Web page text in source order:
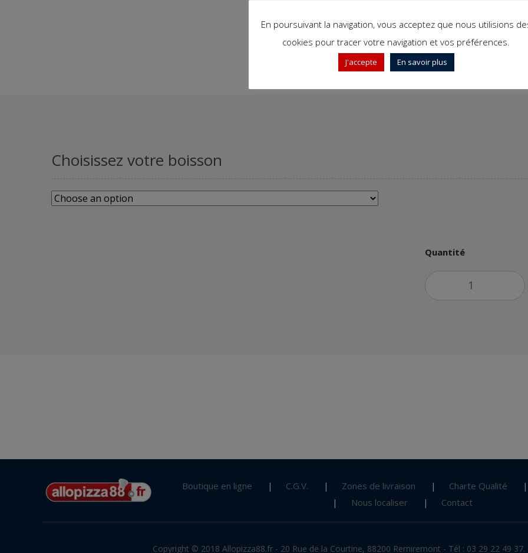
Choisissez votre boisson
Quantité
Boutique en ligne C.G.V. Zones de livraison Charte Qualité
Nous localiser
Contact
Copyright © 2018 Allopizza88.fr - 20 Rue de la Courtine, 88200 Remiremont - Tél : 03 29 22 49
En poursuivant la navigation, vous acceptez que nous utilisions
cookies pour tracer votre navigation et vos préférences.
J'accepte En savoir plus